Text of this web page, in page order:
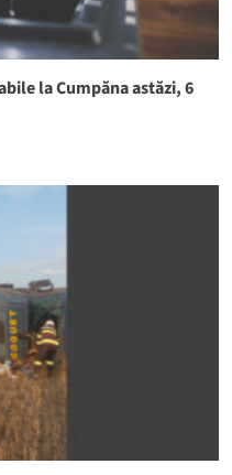
la Cumpăna astăzi, 6